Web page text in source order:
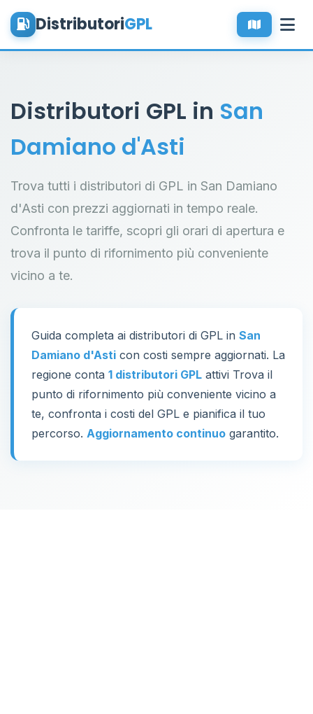
DistributoriGPL
Distributori GPL in San
Damiano d'Asti
Trova tutti i distributori di GPL in San Damiano
d'Asti con prezzi aggiornati in tempo reale.
Confronta le tariffe, scopri gli orari di apertura e
trova il punto di rifornimento più conveniente
vicino a te.
Guida completa ai distributori di GPL in San
Damiano d'Asti con costi sempre aggiornati. La
regione conta 1 distributori GPL attivi Trova il
punto di rifornimento più conveniente vicino a
te, confronta i costi del GPL e pianifica il tuo
percorso. Aggiornamento continuo garantito.